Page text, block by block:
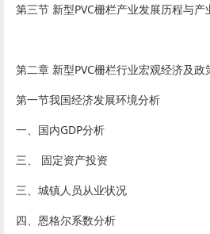
第三节 新型PVC栅栏产业发展历程与产
第二章 新型PVC栅栏行业宏观经济及政
第一节我国经济发展环境分析
一、国内GDP分析
三、 固定资产投资
三、城镇人员从业状况
四、恩格尔系数分析